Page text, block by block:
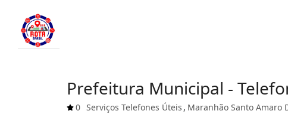
Prefeitura Municipal -
0 Serviços Telefones Úteis , Maranhão Santo Amaro